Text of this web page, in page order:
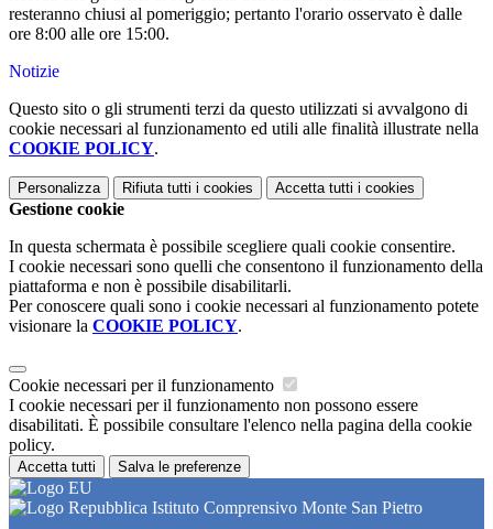
resteranno chiusi al pomeriggio; pertanto l'orario osservato è dalle
ore 8:00 alle ore 15:00.
Notizie
Questo sito o gli strumenti terzi da questo utilizzati si avvalgono di
cookie necessari al funzionamento ed utili alle finalità illustrate nella
COOKIE POLICY.
Personalizza Rifiuta tutti i cookies Accetta tutti i cookies
Gestione cookie
In questa schermata è possibile scegliere quali cookie consentire.
I cookie necessari sono quelli che consentono il funzionamento della
piattaforma e non è possibile disabilitarli.
Per conoscere quali sono i cookie necessari al funzionamento potete
visionare la COOKIE POLICY.
Cookie necessari per il funzionamento
I cookie necessari per il funzionamento non possono essere
disabilitati. È possibile consultare l'elenco nella pagina della cookie
policy.
Accetta tutti Salva le preferenze
Istituto Comprensivo Monte San Pietro